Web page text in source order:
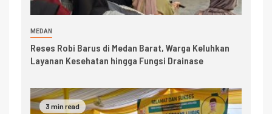
MEDAN
Reses Robi Barus di Medan Barat, Warga Keluhkan
Layanan Kesehatan hingga Fungsi Drainase
3 min read